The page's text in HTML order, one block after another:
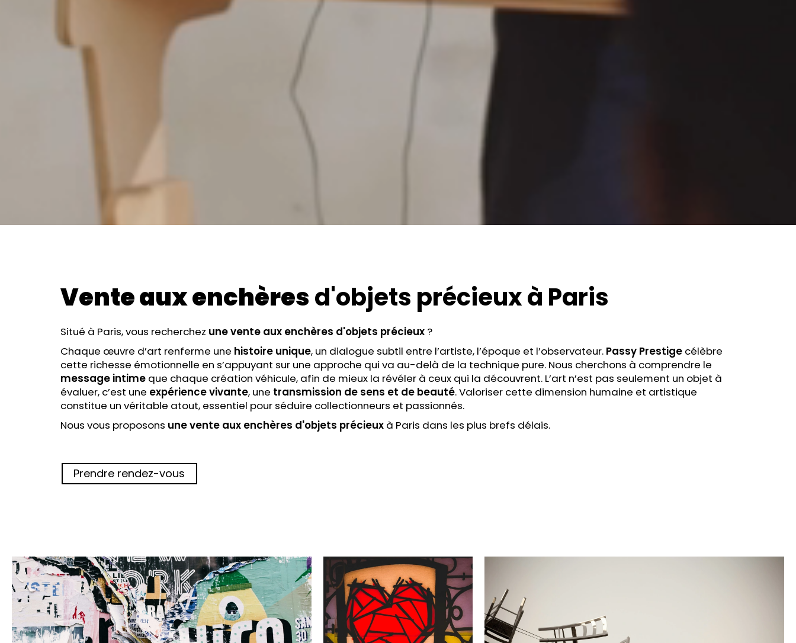
Vente aux enchèresd'objets précieuxà Paris
Situé à Paris, vous recherchez une vente aux enchères d'objets précieux ?
Chaque œuvre d’art renferme une histoire unique, un dialogue subtil entre l’artiste, l’époque et l’observateur. Passy Prestige célèbre
cette richesse émotionnelle en s’appuyant sur une approche qui va au-delà de la technique pure. Nous cherchons à comprendre le
message intime que chaque création véhicule, afin de mieux la révéler à ceux qui la découvrent. L’art n’est pas seulement un objet à
évaluer, c’est une expérience vivante, une transmission de sens et de beauté. Valoriser cette dimension humaine et artistique
constitue un véritable atout, essentiel pour séduire collectionneurs et passionnés.
Nous vous proposons une vente aux enchères d'objets précieux à Paris dans les plus brefs délais.
Prendre rendez-vous